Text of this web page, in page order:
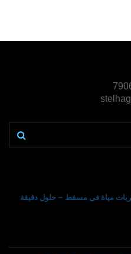
مياة فى مسقط – حلول دقيقة